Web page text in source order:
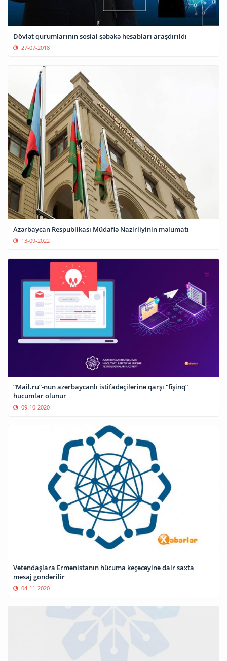
Dövlət qurumlarının sosial şəbəkə hesabları araşdırıldı
27-07-2018
Azərbaycan Respublikası Müdafiə Nazirliyinin məlumatı
13-09-2022
“Mail.ru”-nun azərbaycanlı istifadəçilərinə qarşı “fişinq”
hücumlar olunur
09-10-2020
Vətəndaşlara Ermənistanın hücuma keçəcəyinə dair saxta
mesaj göndərilir
04-11-2020